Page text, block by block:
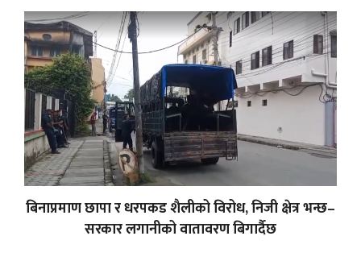
बिनाप्रमाण छापा र धरपकड शैलीको विरोध, निजी क्षेत्र भन्छ–
सरकार लगानीको वातावरण बिगार्दैछ